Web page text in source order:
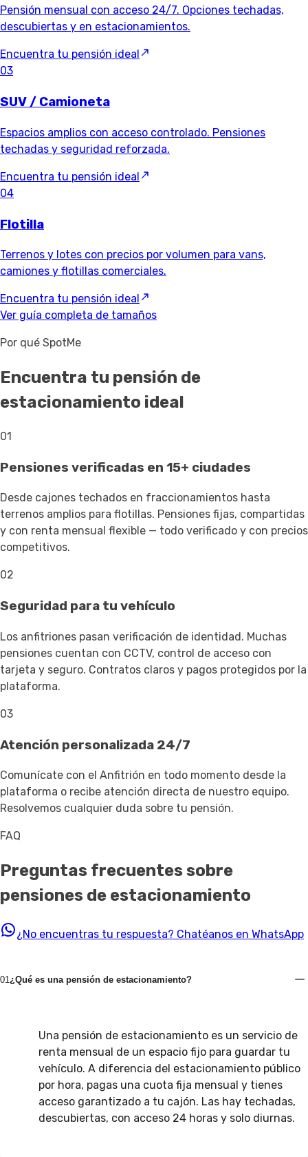
Pensión mensual con acceso 24/7. Opciones techadas,
descubiertas y en estacionamientos.
Encuentra tu pensión ideal
03
SUV / Camioneta
Espacios amplios con acceso controlado. Pensiones
techadas y seguridad reforzada.
Encuentra tu pensión ideal
04
Flotilla
Terrenos y lotes con precios por volumen para vans,
camiones y flotillas comerciales.
Encuentra tu pensión ideal
Ver guía completa de tamaños
Por qué SpotMe
Encuentra tu pensión de
estacionamiento ideal
01
Pensiones verificadas en 15+ ciudades
Desde cajones techados en fraccionamientos hasta
terrenos amplios para flotillas. Pensiones fijas, compartidas
y con renta mensual flexible — todo verificado y con precios
competitivos.
02
Seguridad para tu vehículo
Los anfitriones pasan verificación de identidad. Muchas
pensiones cuentan con CCTV, control de acceso con
tarjeta y seguro. Contratos claros y pagos protegidos por la
plataforma.
03
Atención personalizada 24/7
Comunícate con el Anfitrión en todo momento desde la
plataforma o recibe atención directa de nuestro equipo.
Resolvemos cualquier duda sobre tu pensión.
FAQ
Preguntas frecuentes sobre
pensiones de estacionamiento
¿No encuentras tu respuesta? Chatéanos en WhatsApp
01 ¿Qué es una pensión de estacionamiento?
Una pensión de estacionamiento es un servicio de
renta mensual de un espacio fijo para guardar tu
vehículo. A diferencia del estacionamiento público
por hora, pagas una cuota fija mensual y tienes
acceso garantizado a tu cajón. Las hay techadas,
descubiertas, con acceso 24 horas y solo diurnas.